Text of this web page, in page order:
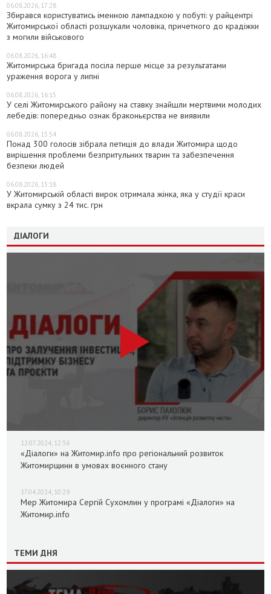
06.08.2026, 17:28
Збирався користуватись іменною лампадкою у побуті: у райцентрі
Житомирської області розшукали чоловіка, причетного до крадіжки
з могили військового
06.08.2026, 16:48
Житомирська бригада посіла перше місце за результатами
ураження ворога у липні
06.08.2026, 16:15
У селі Житомирського району на ставку знайшли мертвими молодих
лебедів: попередньо ознак браконьєрства не виявили
06.08.2026, 15:54
Понад 300 голосів зібрала петиція до влади Житомира щодо
вирішення проблеми безпритульних тварин та забезпечення
безпеки людей
06.08.2026, 15:18
У Житомирській області вирок отримала жінка, яка у студії краси
вкрала сумку з 24 тис. грн
ДІАЛОГИ
12.07.2024, 12:36
«Діалоги» на Житомир.info про регіональний розвиток
Житомирщини в умовах воєнного стану
17.04.2024, 10:29
Мер Житомира Сергій Сухомлин у програмі «Діалоги» на
Житомир.info
ТЕМИ ДНЯ